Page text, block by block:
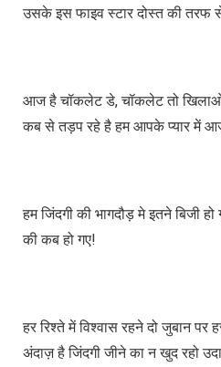
उसके इस फाइव स्टार दोस्त की तरफ
आज है चॉकलेट डे, चॉकलेट तो खिलाओ
कब से तड़प रहे है हम आपके प्यार में
हम जिंदगी की भागदौड़ मे इतने बिजी
की कब हो गए!
हर रिश्ते में विश्वास रहने दो जुबान पर
अंदाज़ है जिंदगी जीने का न खुद रहो